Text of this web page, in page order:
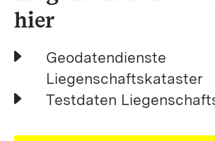
hier
Geodatendienste
Liegenschaftskataster
Testdaten